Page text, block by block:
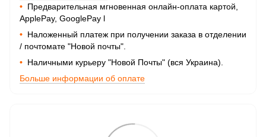
• Предварительная мгновенная онлайн-оплата картой,
ApplePay, GooglePay l
• Наложенный платеж при получении заказа в отделении
/ почтомате "Новой почты".
• Наличными курьеру "Новой Почты" (вся Украина).
Больше информации об оплате